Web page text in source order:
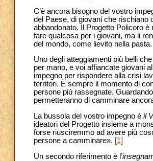
C’è ancora bisogno del vostro
del Paese, di giovani che rischiano
abbandonato. Il Progetto Policoro
fare qualcosa per i giovani, ma li
del mondo, come lievito nella pasta.
Uno degli atteggiamenti più belli
per mano, e voi affiancate giovani
impegno per rispondere alla crisi
territori. È sempre il momento di
persone più rassegnate.
permetteranno di camminare
La bussola del vostro impegno è il
ideatori del Progetto insieme a
forse riusciremmo ad avere più
persone a camminare». [1]
Un secondo riferimento è l’